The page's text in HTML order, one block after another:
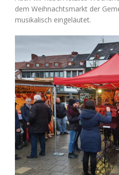
dem Weihnachtsmarkt der
musikalisch eingeläutet.